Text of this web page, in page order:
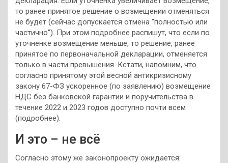
то ранее принятое решение о возмещении отменяться
не будет (сейчас допускается отмена "полностью или
частично"). При этом подробнее распишут, что если по
уточненке возмещение меньше, то решение, ранее
принятое по первоначальной декларации, отменяется
только в части превышения. Кстати, напомним, что
согласно принятому этой весной антикризисному
закону 67-ФЗ ускоренное (по заявлению) возмещение
НДС без банковской гарантии и поручительства в
течение 2022 и 2023 годов доступно почти всем
(подробнее).
И это – не всё
Согласно этому же законопроекту ожидается: